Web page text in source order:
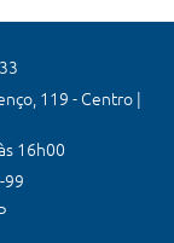
119 - Centro |
16h00
99